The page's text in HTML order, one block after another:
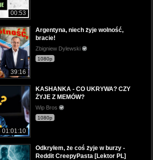
00:53
39:16
Argentyna, niech żyje wolność,
bracie!
Zbigniew Dylewski
1080p
01:01:10
KASHANKA - CO UKRYWA? CZY
ŻYJE Z MEMÓW?
Wip Bros
1080p
Odkryłem, że coś żyje w burzy -
Reddit CreepyPasta [Lektor PL]